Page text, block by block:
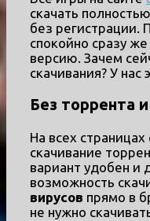
скачать
без регистрации.
спокойно сразу
версию. Зачем
скачивания? У нас
Без торрента
На всех
скачивание
вариант удобен и
возможность
вирусов прямо в
не нужно